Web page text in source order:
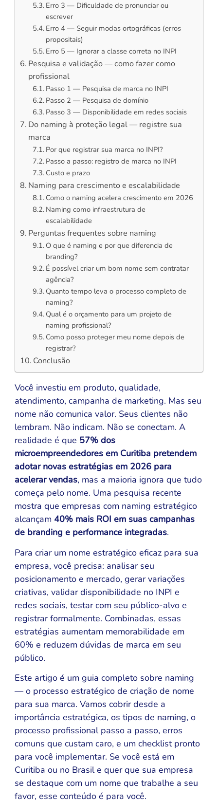
Erro 3 — Dificuldade de pronunciar ou
escrever
Erro 4 — Seguir modas ortográficas (erros
propositais)
Erro 5 — Ignorar a classe correta no INPI
Pesquisa e validação — como fazer como
profissional
Passo 1 — Pesquisa de marca no INPI
Passo 2 — Pesquisa de domínio
Passo 3 — Disponibilidade em redes sociais
Do naming à proteção legal — registre sua
marca
Por que registrar sua marca no INPI?
Passo a passo: registro de marca no INPI
Custo e prazo
Naming para crescimento e escalabilidade
Como o naming acelera crescimento em 2026
Naming como infraestrutura de
escalabilidade
Perguntas frequentes sobre naming
O que é naming e por que diferencia de
branding?
É possível criar um bom nome sem contratar
agência?
Quanto tempo leva o processo completo de
naming?
Qual é o orçamento para um projeto de
naming profissional?
Como posso proteger meu nome depois de
registrar?
Conclusão
Você investiu em produto, qualidade,
atendimento, campanha de marketing. Mas seu
nome não comunica valor. Seus clientes não
lembram. Não indicam. Não se conectam. A
realidade é que 57% dos
microempreendedores em Curitiba pretendem
adotar novas estratégias em 2026 para
acelerar vendas, mas a maioria ignora que tudo
começa pelo nome. Uma pesquisa recente
mostra que empresas com naming estratégico
alcançam 40% mais ROI em suas campanhas
de branding e performance integradas.
Para criar um nome estratégico eficaz para sua
empresa, você precisa: analisar seu
posicionamento e mercado, gerar variações
criativas, validar disponibilidade no INPI e
redes sociais, testar com seu público-alvo e
registrar formalmente. Combinadas, essas
estratégias aumentam memorabilidade em
60% e reduzem dúvidas de marca em seu
público.
Este artigo é um guia completo sobre naming
— o processo estratégico de criação de nome
para sua marca. Vamos cobrir desde a
importância estratégica, os tipos de naming, o
processo profissional passo a passo, erros
comuns que custam caro, e um checklist pronto
para você implementar. Se você está em
Curitiba ou no Brasil e quer que sua empresa
se destaque com um nome que trabalhe a seu
favor, esse conteúdo é para você.